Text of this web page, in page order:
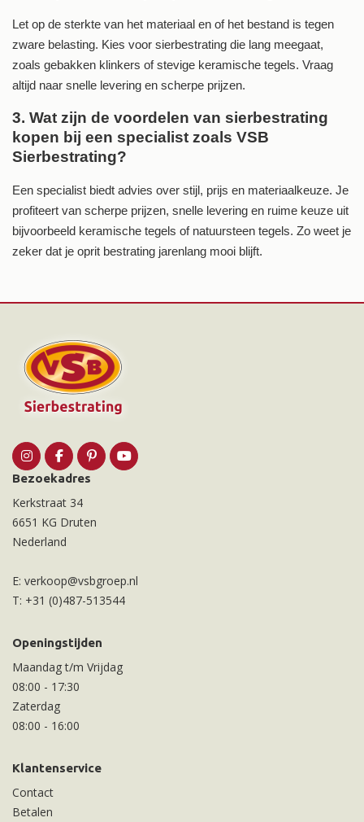
Let op de sterkte van het materiaal en of het bestand is tegen
zware belasting. Kies voor sierbestrating die lang meegaat,
zoals gebakken klinkers of stevige keramische tegels. Vraag
altijd naar snelle levering en scherpe prijzen.
3. Wat zijn de voordelen van sierbestrating
kopen bij een specialist zoals VSB
Sierbestrating?
Een specialist biedt advies over stijl, prijs en materiaalkeuze. Je
profiteert van scherpe prijzen, snelle levering en ruime keuze uit
bijvoorbeeld keramische tegels of natuursteen tegels. Zo weet je
zeker dat je oprit bestrating jarenlang mooi blijft.
Bezoekadres
Kerkstraat 34
6651 KG Druten
Nederland
E: verkoop@vsbgroep.nl
T: +31 (0)487-513544
Openingstijden
Maandag t/m Vrijdag
08:00 - 17:30
Zaterdag
08:00 - 16:00
Klantenservice
Contact
Betalen